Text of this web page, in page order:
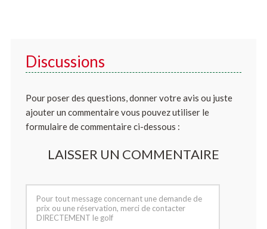
Discussions
Pour poser des questions, donner votre avis ou juste
ajouter un commentaire vous pouvez utiliser le
formulaire de commentaire ci-dessous :
LAISSER UN COMMENTAIRE